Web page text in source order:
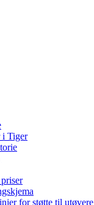
i Tiger
for støtte til utøvere